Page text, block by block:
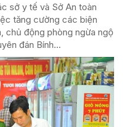
sở y tế và Sở An toàn
tăng cường các biện
chủ động phòng ngừa ngộ
đán Bính...